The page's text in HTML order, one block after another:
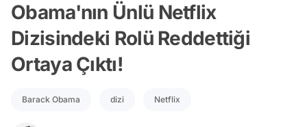
Obama'nın Ünlü Netflix
Dizisindeki Rolü Reddettiği
Ortaya Çıktı!
Barack Obama dizi Netflix